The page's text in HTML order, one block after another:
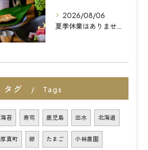
2026/08/06
夏季休業はありません 福岡天神の和食店
タグ Tags
海苔 寿司 鹿児島 出水 北海道
厚真町 卵 たまご 小林農園